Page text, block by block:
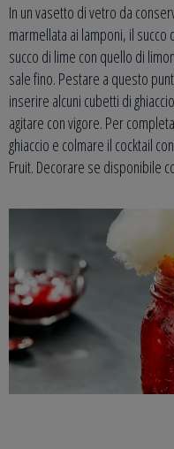
In un vasetto di vetro da
marmellata ai lamponi, il
succo di lime con quello di
sale fino. Pestare a questo
inserire alcuni cubetti di
agitare con vigore. Per
ghiaccio e colmare il cocktail
Fruit. Decorare se disponibile